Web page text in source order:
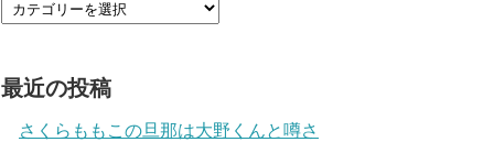
最近の投稿
さくらももこの旦那は大野くんと噂さ